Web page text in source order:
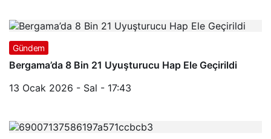
Gündem
Bergama’da 8 Bin 21 Uyuşturucu Hap Ele Geçirildi
13 Ocak 2026 - Sal - 17:43